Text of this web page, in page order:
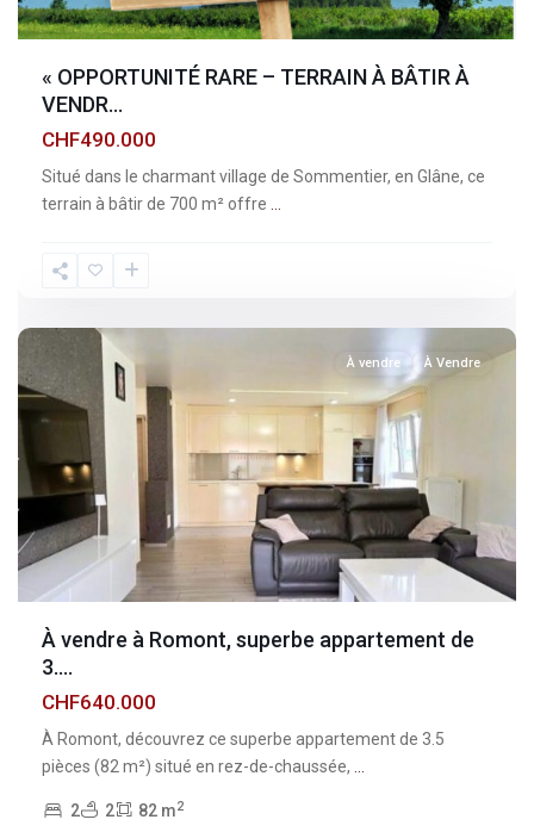
« OPPORTUNITÉ RARE – TERRAIN À BÂTIR À
VENDR...
CHF490.000
Situé dans le charmant village de Sommentier, en Glâne, ce
terrain à bâtir de 700 m² offre
Fribourg
À vendre À Vendre
À vendre à Romont, superbe appartement de
3....
CHF640.000
À Romont, découvrez ce superbe appartement de 3.5
pièces (82 m²) situé en rez-de-chaussée,
2 2 82 m2